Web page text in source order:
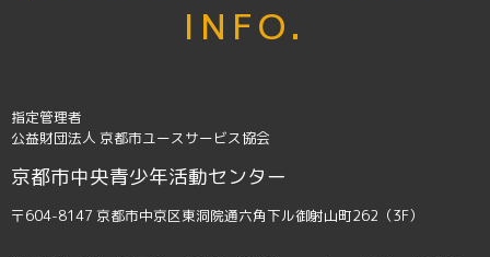
INFO.
指定管理者
公益財団法人 京都市ユースサービス協会
京都市中央青少年活動センター
〒604-8147 京都市中京区東洞院通六角下ル御射山町262（3F）